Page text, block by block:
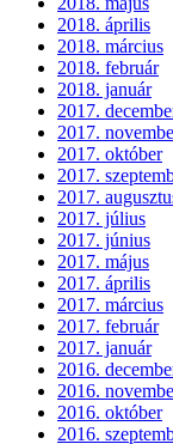
2018. április
2018. március
2018. február
2018. január
2017.
2017.
2017. október
2017.
2017.
2017. július
2017. június
2017. május
2017. április
2017. március
2017. február
2017. január
2016.
2016.
2016. október
2016.